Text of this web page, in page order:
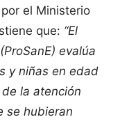
el Ministerio
que: “El
evalúa
y niñas en edad
la atención
se hubieran